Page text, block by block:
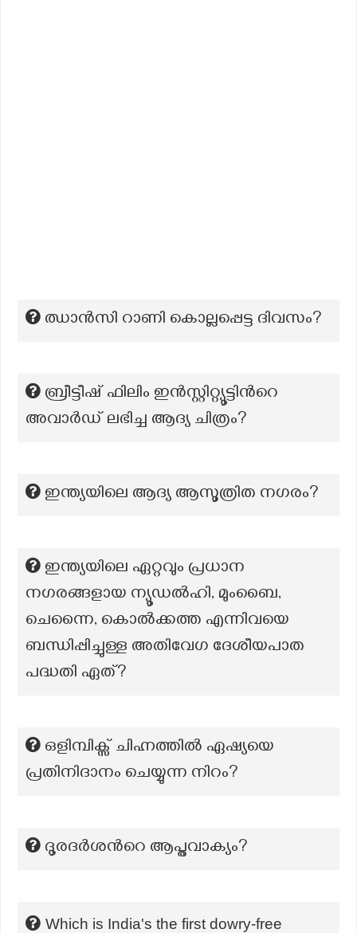
ഝാൻസി റാണി കൊല്ലപ്പെട്ട ദിവസം?
ബ്രീട്ടീഷ് ഫിലിം ഇന്‍സ്റ്റിറ്റ്യൂട്ടിന്‍റെ
അവാര്‍ഡ് ലഭിച്ച ആദ്യ ചിത്രം?
ഇന്ത്യയിലെ ആദ്യ ആസൂത്രിത നഗരം?
ഇന്ത്യയിലെ ഏറ്റവും പ്രധാന
നഗരങ്ങളായ ന്യൂഡൽഹി, മുംബൈ,
ചെന്നൈ, കൊൽക്കത്ത എന്നിവയെ
ബന്ധിപ്പിച്ചുള്ള അതിവേഗ ദേശീയപാത
പദ്ധതി ഏത്?
ഒളിമ്പിക്സ് ചിഹ്നത്തിൽ ഏഷ്യയെ
പ്രതിനിദാനം ചെയ്യുന്ന നിറം?
ദൂരദർശന്‍റെ ആപ്തവാക്യം?
Which is India's the first dowry-free